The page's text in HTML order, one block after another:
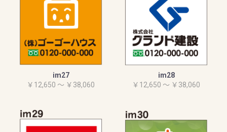
im27
￥12,650 ～ ￥38,060
im28
￥12,650 ～ ￥38,060